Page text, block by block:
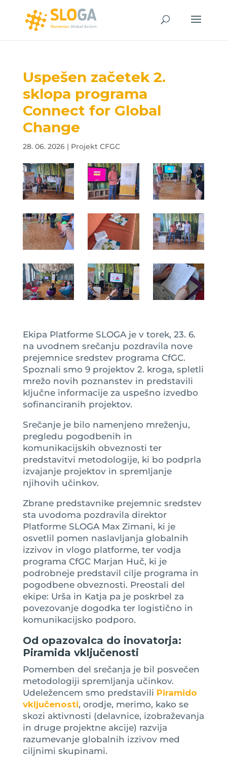
Uspešen začetek 2.
sklopa programa
Connect for Global
Change
28. 06. 2026| Projekt CFGC
Ekipa Platforme SLOGA je v torek, 23. 6.
na uvodnem srečanju pozdravila nove
prejemnice sredstev programa CfGC.
Spoznali smo 9 projektov 2. kroga, spletli
mrežo novih poznanstev in predstavili
ključne informacije za uspešno izvedbo
sofinanciranih projektov.
Srečanje je bilo namenjeno mreženju,
pregledu pogodbenih in
komunikacijskih obveznosti ter
predstavitvi metodologije, ki bo podprla
izvajanje projektov in spremljanje
njihovih učinkov.
Zbrane predstavnike prejemnic sredstev
sta uvodoma pozdravila direktor
Platforme SLOGA Max Zimani, ki je
osvetlil pomen naslavljanja globalnih
izzivov in vlogo platforme, ter vodja
programa CfGC Marjan Huč, ki je
podrobneje predstavil cilje programa in
pogodbene obveznosti. Preostali del
ekipe: Urša in Katja pa je poskrbel za
povezovanje dogodka ter logistično in
komunikacijsko podporo.
Od opazovalca do inovatorja:
Piramida vključenosti
Pomemben del srečanja je bil posvečen
metodologiji spremljanja učinkov.
Udeležencem smo predstavili Piramido
vključenosti, orodje, merimo, kako se
skozi aktivnosti (delavnice, izobraževanja
in druge projektne akcije) razvija
razumevanje globalnih izzivov med
ciljnimi skupinami.